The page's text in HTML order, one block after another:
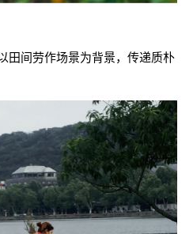
田间劳作场景为背景，传递质朴